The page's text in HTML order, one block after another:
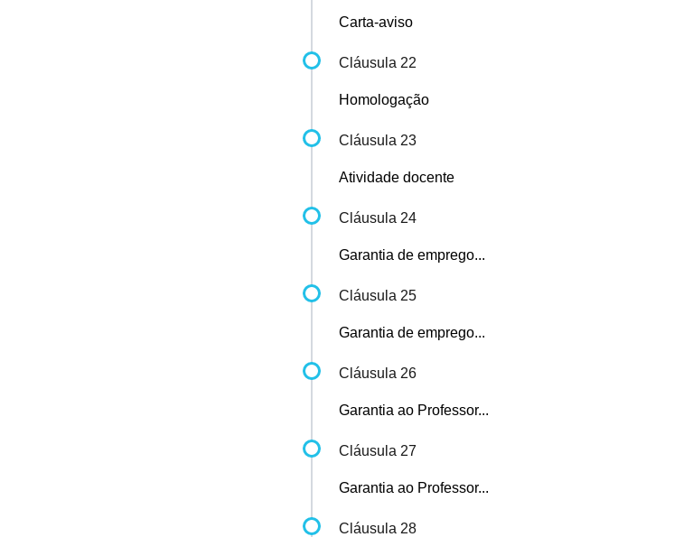
Carta-aviso
Cláusula 22
Homologação
Cláusula 23
Atividade docente
Cláusula 24
Garantia de emprego...
Cláusula 25
Garantia de emprego...
Cláusula 26
Garantia ao Professor...
Cláusula 27
Garantia ao Professor...
Cláusula 28